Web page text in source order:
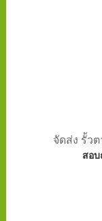
จัดส่ง รั้ว
สอ